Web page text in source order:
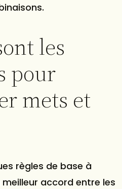
les
pour
mets et
règles de base à
meilleur accord entre les